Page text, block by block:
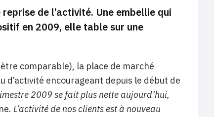
de l’activité. Une embellie qui
en 2009, elle table sur une
comparable), la place de marché
d’activité encourageant depuis le début de
2009 se fait plus nette aujourd’hui,
. L’activité de nos clients est à nouveau